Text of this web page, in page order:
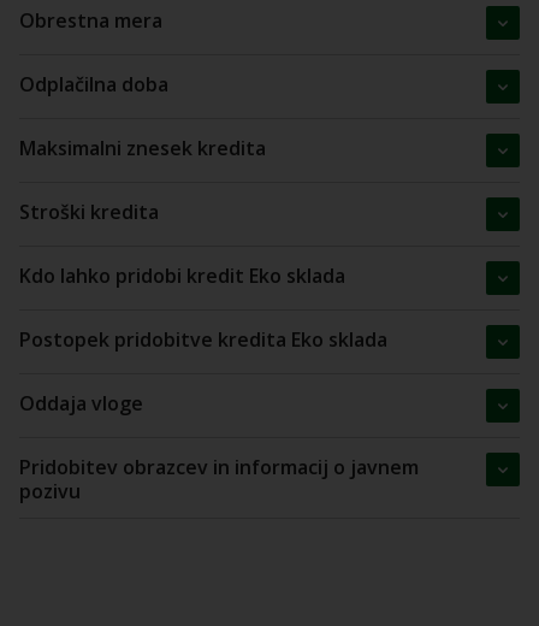
Obrestna mera
Odplačilna doba
Maksimalni znesek kredita
Stroški kredita
Kdo lahko pridobi kredit Eko sklada
Postopek pridobitve kredita Eko sklada
Oddaja vloge
Pridobitev obrazcev in informacij o javnem
pozivu